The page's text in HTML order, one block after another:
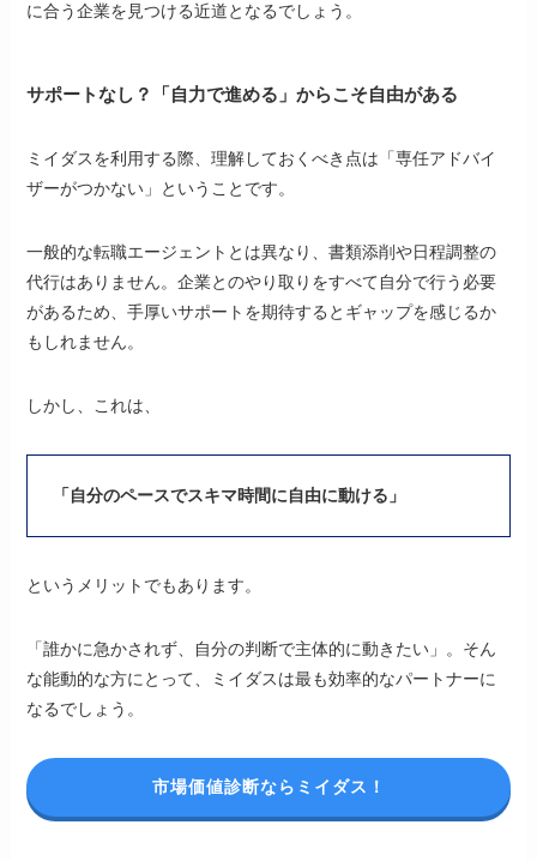
に合う企業を見つける近道となるでしょう。
サポートなし？「自力で進める」からこそ自由がある
ミイダスを利用する際、理解しておくべき点は「専任アドバイ
ザーがつかない」ということです。
一般的な転職エージェントとは異なり、書類添削や日程調整の
代行はありません。企業とのやり取りをすべて自分で行う必要
があるため、手厚いサポートを期待するとギャップを感じるか
もしれません。
しかし、これは、
「自分のペースでスキマ時間に自由に動ける」
というメリットでもあります。
「誰かに急かされず、自分の判断で主体的に動きたい」。そん
な能動的な方にとって、ミイダスは最も効率的なパートナーに
なるでしょう。
市場価値診断ならミイダス！